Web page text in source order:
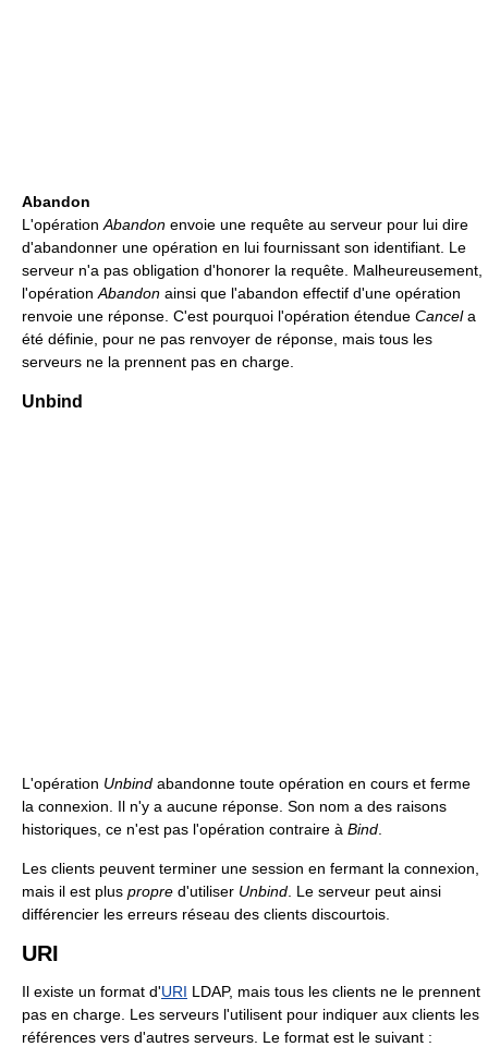
Abandon
L'opération Abandon envoie une requête au serveur pour lui dire
d'abandonner une opération en lui fournissant son identifiant. Le
serveur n'a pas obligation d'honorer la requête. Malheureusement,
l'opération Abandon ainsi que l'abandon effectif d'une opération
renvoie une réponse. C'est pourquoi l'opération étendue Cancela
été définie, pour ne pas renvoyer de réponse, mais tous les
serveurs ne la prennent pas en charge.
Unbind
L'opération Unbind abandonne toute opération en cours et ferme
la connexion. Il n'y a aucune réponse. Son nom a des raisons
historiques, ce n'est pas l'opération contraire à Bind
Les clients peuvent terminer une session en fermant la connexion,
mais il est plus propre d'utiliser Unbind . Le serveur peut ainsi
différencier les erreurs réseau des clients discourtois.
URI
Il existe un format d'URI LDAP, mais tous les clients ne le prennent
pas en charge. Les serveurs l'utilisent pour indiquer aux clients les
références vers d'autres serveurs. Le format est le suivant :